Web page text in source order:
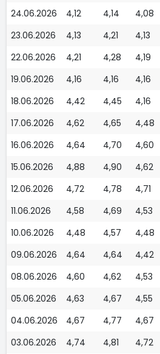
24.06.2026
4,12 4,14 4,08
23.06.2026
4,13 4,21 4,13
22.06.2026
4,21 4,28 4,19
19.06.2026
4,16 4,16 4,16
18.06.2026
4,42 4,45 4,16
17.06.2026
4,62 4,65 4,48
16.06.2026
4,64 4,70 4,60
15.06.2026
4,88 4,90 4,62
12.06.2026
4,72 4,78 4,71
11.06.2026
4,58 4,69 4,53
10.06.2026
4,48 4,57 4,48
09.06.2026
4,64 4,64 4,42
08.06.2026
4,60 4,62 4,53
05.06.2026
4,63 4,67 4,55
04.06.2026
4,67 4,77 4,67
03.06.2026
4,74 4,81 4,72